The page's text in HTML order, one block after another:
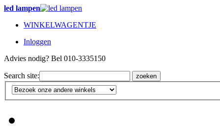
led lampen
WINKELWAGENTJE
Inloggen
Advies nodig? Bel 010-3335150
Search site: zoeken